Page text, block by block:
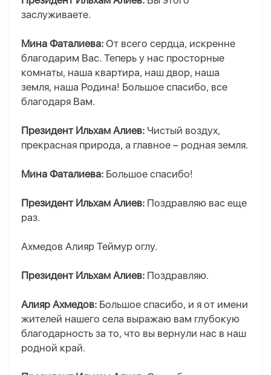
заслуживаете.
Мина Фаталиева: От всего сердца, искренне
благодарим Вас. Теперь у нас просторные
комнаты, наша квартира, наш двор, наша
земля, наша Родина! Большое спасибо, все
благодаря Вам.
Президент Ильхам Алиев: Чистый воздух,
прекрасная природа, а главное – родная земля.
Мина Фаталиева: Большое спасибо!
Президент Ильхам Алиев: Поздравляю вас еще
раз.
Ахмедов Алияр Теймур оглу.
Президент Ильхам Алиев: Поздравляю.
Алияр Ахмедов: Большое спасибо, и я от имени
жителей нашего села выражаю вам глубокую
благодарность за то, что вы вернули нас в наш
родной край.